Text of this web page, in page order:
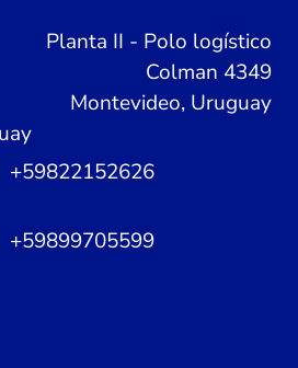
Planta II - Polo logístico
Colman 4349
Montevideo, Uruguay
+59822152626
+59899705599